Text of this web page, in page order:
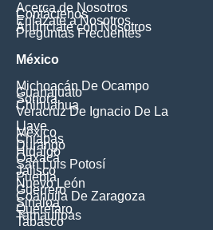
Acerca de Nosotros
Contáctenos
Enlázate a Nosotros
Anúnciate con Nosotros
Preguntas Frecuentes
México
Michoacán De Ocampo
Guanajuato
Sonora
Chihuahua
Veracruz De Ignacio De La
Llave
México
Chiapas
Durango
Hidalgo
Oaxaca
San Luis Potosí
Jalisco
Puebla
Nuevo León
Guerrero
Coahuila De Zaragoza
Sinaloa
Querétaro
Tamaulipas
Tabasco